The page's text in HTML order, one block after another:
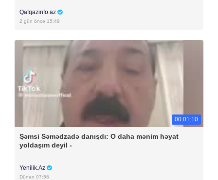
Qafqazinfo.az
2 gün öncə 15:49
00:01:10
Şəmsi Səmədzadə danışdı: O daha mənim həyat
yoldaşım deyil -
Yenilik.Az
Dünən 07:56